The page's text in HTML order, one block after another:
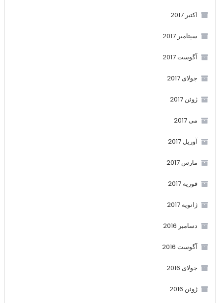
اکتبر 2017
سپتامبر 2017
آگوست 2017
جولای 2017
ژوئن 2017
می 2017
آوریل 2017
مارس 2017
فوریه 2017
ژانویه 2017
دسامبر 2016
آگوست 2016
جولای 2016
ژوئن 2016